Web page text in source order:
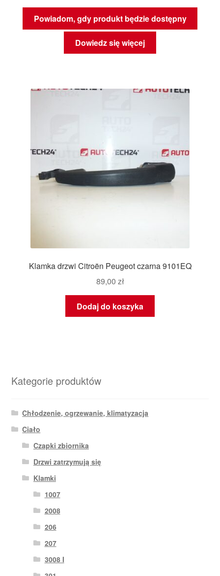
Powiadom, gdy produkt będzie dostępny
Dowiedz się więcej
Klamka drzwi Citroën Peugeot czarna 9101EQ
89,00 zł
Dodaj do koszyka
Kategorie produktów
Chłodzenie, ogrzewanie, klimatyzacja
Ciało
Czapki zbiornika
Drzwi zatrzymują się
Klamki
1007
2008
206
207
3008 I